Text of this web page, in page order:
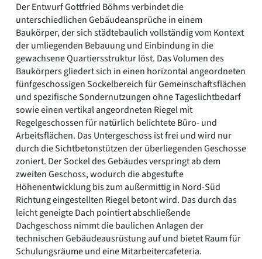
Der Entwurf Gottfried Böhms verbindet die
unterschiedlichen Gebäudeansprüche in einem
Baukörper, der sich städtebaulich vollständig vom Kontext
der umliegenden Bebauung und Einbindung in die
gewachsene Quartiersstruktur löst. Das Volumen des
Baukörpers gliedert sich in einen horizontal angeordneten
fünfgeschossigen Sockelbereich für Gemeinschaftsflächen
und spezifische Sondernutzungen ohne Tageslichtbedarf
sowie einen vertikal angeordneten Riegel mit
Regelgeschossen für natürlich belichtete Büro- und
Arbeitsflächen. Das Untergeschoss ist frei und wird nur
durch die Sichtbetonstützen der überliegenden Geschosse
zoniert. Der Sockel des Gebäudes verspringt ab dem
zweiten Geschoss, wodurch die abgestufte
Höhenentwicklung bis zum außermittig in Nord-Süd
Richtung eingestellten Riegel betont wird. Das durch das
leicht geneigte Dach pointiert abschließende
Dachgeschoss nimmt die baulichen Anlagen der
technischen Gebäudeausrüstung auf und bietet Raum für
Schulungsräume und eine Mitarbeitercafeteria.